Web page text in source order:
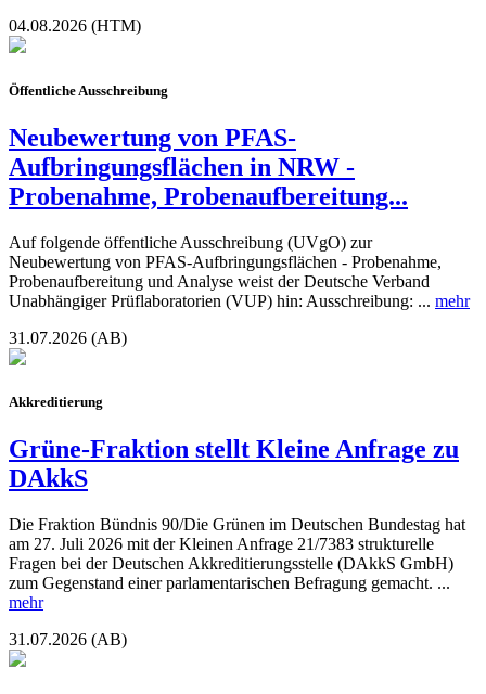
04.08.2026 (HTM)
Öffentliche Ausschreibung
Neubewertung von PFAS-
Aufbringungsflächen in NRW -
Probenahme, Probenaufbereitung...
Auf folgende öffentliche Ausschreibung (UVgO) zur
Neubewertung von PFAS-Aufbringungsflächen - Probenahme,
Probenaufbereitung und Analyse weist der Deutsche Verband
Unabhängiger Prüflaboratorien (VUP) hin: Ausschreibung: ... mehr
31.07.2026 (AB)
Akkreditierung
Grüne-Fraktion stellt Kleine Anfrage zu
DAkkS
Die Fraktion Bündnis 90/Die Grünen im Deutschen Bundestag hat
am 27. Juli 2026 mit der Kleinen Anfrage 21/7383 strukturelle
Fragen bei der Deutschen Akkreditierungsstelle (DAkkS GmbH)
zum Gegenstand einer parlamentarischen Befragung gemacht. ...
mehr
31.07.2026 (AB)